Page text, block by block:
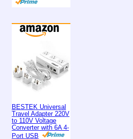
BESTEK Universal
Travel Adapter 220V
to 110V Voltage
Converter with 6A 4-
Port USB